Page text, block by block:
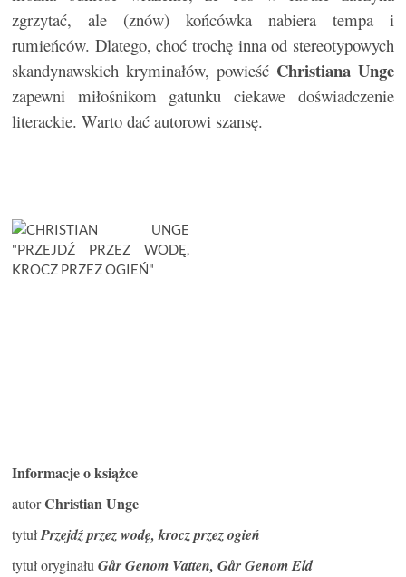
zgrzytać, ale (znów) końcówka nabiera tempa i
rumieńców. Dlatego, choć trochę inna od stereotypowych
skandynawskich kryminałów, powieść Christiana Unge
zapewni miłośnikom gatunku ciekawe doświadczenie
literackie. Warto dać autorowi szansę.
Informacje o książce
autorChristian Unge
tytułPrzejdź przez wodę, krocz przez ogień
tytuł oryginałuGår Genom Vatten, Går Genom Eld